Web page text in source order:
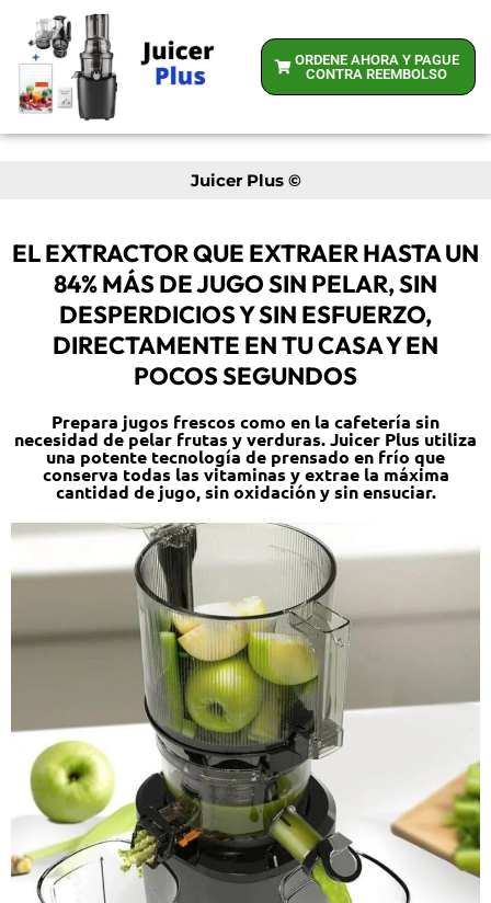
ORDENE AHORA Y PAGUE
CONTRA REEMBOLSO
Juicer Plus ©
EL EXTRACTOR QUE EXTRAER HASTA UN
84% MÁS DE JUGO SIN PELAR, SIN
DESPERDICIOS Y SIN ESFUERZO,
DIRECTAMENTE EN TU CASA Y EN
POCOS SEGUNDOS
Prepara jugos frescos como en la cafetería sin
necesidad de pelar frutas y verduras. Juicer Plus utiliza
una potente tecnología de prensado en frío que
conserva todas las vitaminas y extrae la máxima
cantidad de jugo, sin oxidación y sin ensuciar.